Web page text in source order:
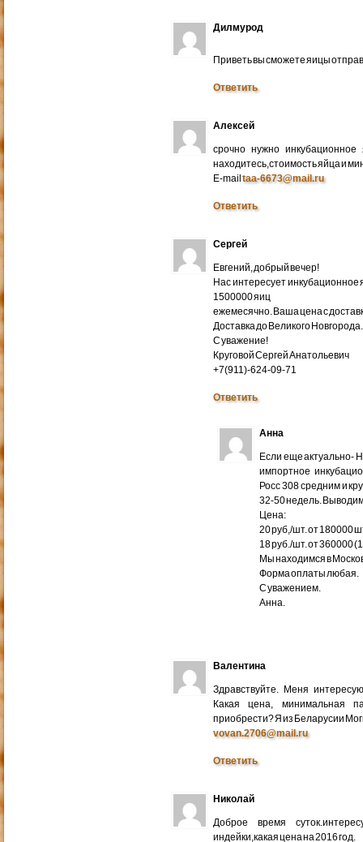
Дилмурод
Приветь вы сможете яицы
Ответить
Алексей
срочно нужно
находитесь,стоимость яйца и
E-mailtaa-6673@mail.ru
Ответить
Сергей
Евгений, добрый вечер!
Нас интересует инкубационное
1500000 яиц
ежемесячно. Ваша цена с
Доставка до Великого Новгорода.
С уважение!
Круговой Сергей Анатольевич
+7(911)-624-09-71
Ответить
Анна
Если еще актуально-
импортное
Росс 308 средним и
32-50 недель.
Цена:
20 руб,/шт. от 180000
18 руб./шт. от 360000
Мы находимся в
Форма оплаты любая.
С уважением.
Анна.
Валентина
Здравствуйте. Меня
Какая цена, минимальная
приобрести? Я из Беларусии
vovan.2706@mail.ru
Ответить
Николай
Доброе время
индейки,какая цена на 2016 год.